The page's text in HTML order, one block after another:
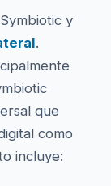
y
.
que
como
incluye: